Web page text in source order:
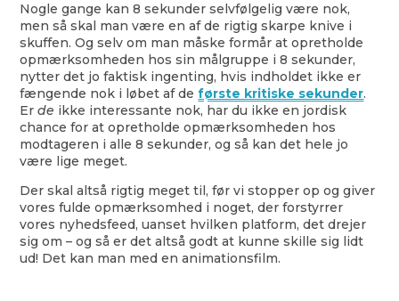
Nogle gange kan 8 sekunder selvfølgelig være nok,
men så skal man være en af de rigtig skarpe knive i
skuffen. Og selv om man måske formår at opretholde
opmærksomheden hos sin målgruppe i 8 sekunder,
nytter det jo faktisk ingenting, hvis indholdet ikke er
fængende nok i løbet af deførste kritiske sekunder.
Erde ikke interessante nok, har du ikke en jordisk
chance for at opretholde opmærksomheden hos
modtageren i alle 8 sekunder, og så kan det hele jo
være lige meget.
Der skal altså rigtig meget til, før vi stopper op og giver
vores fulde opmærksomhed i noget, der forstyrrer
vores nyhedsfeed, uanset hvilken platform, det drejer
sig om – og så er det altså godt at kunne skille sig lidt
ud! Det kan man med en animationsfilm.